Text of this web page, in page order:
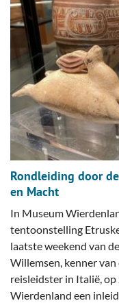
Rondleiding door
en Macht
In Museum
tentoonstelling
laatste weekend van
Willemsen, kenner
reisleidster in Italië,
Wierdenland een